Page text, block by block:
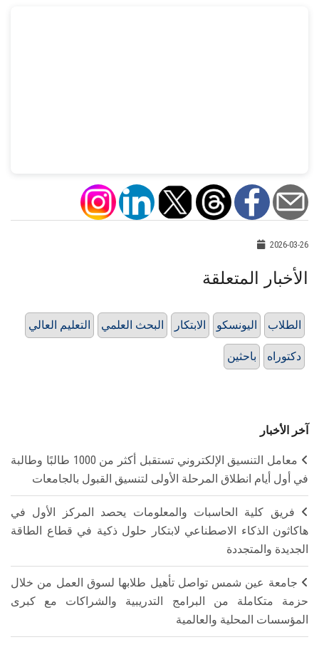
2026-03-26
الأخبار المتعلقة
التعليم العالي البحث العلمي الابتكار اليونسكو الطلاب
باحثين دكتوراه
آخر الأخبار
معامل التنسيق الإلكتروني تستقبل أكثر من 1000 طالبًا وطالبة
في أول أيام انطلاق المرحلة الأولى لتنسيق القبول بالجامعات
فريق كلية الحاسبات والمعلومات يحصد المركز الأول في
هاكاثون الذكاء الاصطناعي لابتكار حلول ذكية في قطاع الطاقة
الجديدة والمتجددة
جامعة عين شمس تواصل تأهيل طلابها لسوق العمل من خلال
حزمة متكاملة من البرامج التدريبية والشراكات مع كبرى
المؤسسات المحلية والعالمية